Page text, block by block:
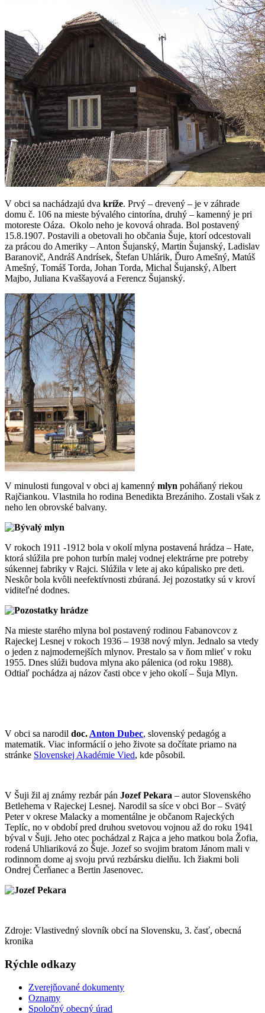
V obci sa nachádzajú dva kríže. Prvý – drevený – je v záhrade
domu č. 106 na mieste bývalého cintorína, druhý – kamenný je pri
motoreste Oáza. Okolo neho je kovová ohrada. Bol postavený
15.8.1907. Postavili a obetovali ho občania Šuje, ktorí odcestovali
za prácou do Ameriky – Anton Šujanský, Martin Šujanský, Ladislav
Baranovič, Andráš Andrísek, Štefan Uhlárik, Ďuro Amešný, Matúš
Amešný, Tomáš Torda, Johan Torda, Michal Šujanský, Albert
Majbo, Juliana Kvaššayová a Ferencz Šujanský.
V minulosti fungoval v obci aj kamenný mlyn poháňaný riekou
Rajčiankou. Vlastnila ho rodina Benedikta Brezániho. Zostali však z
neho len obrovské balvany.
V rokoch 1911 -1912 bola v okolí mlyna postavená hrádza – Hate,
ktorá slúžila pre pohon turbín malej vodnej elektrárne pre potreby
súkennej fabriky v Rajci. Slúžila v lete aj ako kúpalisko pre deti.
Neskôr bola kvôli neefektívnosti zbúraná. Jej pozostatky sú v kroví
viditeľné dodnes.
Na mieste starého mlyna bol postavený rodinou Fabanovcov z
Rajeckej Lesnej v rokoch 1936 – 1938 nový mlyn. Jednalo sa vtedy
o jeden z najmodernejších mlynov. Prestalo sa v ňom mlieť v roku
1955. Dnes slúži budova mlyna ako pálenica (od roku 1988).
Odtiaľ pochádza aj názov časti obce v jeho okolí – Šuja Mlyn.
V obci sa narodil doc. Anton Dubec, slovenský pedagóg a
matematik. Viac informácií o jeho živote sa dočítate priamo na
stránke Slovenskej Akadémie Vied, kde pôsobil.
V Šuji žil aj známy rezbár pán Jozef Pekara – autor Slovenského
Betlehema v Rajeckej Lesnej. Narodil sa síce v obci Bor – Svätý
Peter v okrese Malacky a momentálne je občanom Rajeckých
Teplíc, no v období pred druhou svetovou vojnou až do roku 1941
býval v Šuji. Jeho otec pochádzal z Rajca a jeho matkou bola Žofia,
rodená Uhliariková zo Šuje. Jozef so svojim bratom Jánom mali v
rodinnom dome aj svoju prvú rezbársku dielňu. Ich žiakmi boli
Ondrej Čerňanec a Bertin Jasenovec.
Zdroje: Vlastivedný slovník obcí na Slovensku, 3. časť, obecná
kronika
Rýchle odkazy
Zverejňované dokumenty
Oznamy
Spoločný obecný úrad